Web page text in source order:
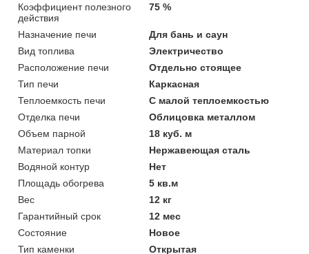
Коэффициент полезного
действия
75 %
Назначение печи
Для бань и саун
Вид топлива
Электричество
Расположение печи
Отдельно стоящее
Тип печи
Каркасная
Теплоемкость печи
С малой теплоемкостью
Отделка печи
Облицовка металлом
Объем парной
18 куб. м
Материал топки
Нержавеющая сталь
Водяной контур
Нет
Площадь обогрева
5 кв.м
Вес
12 кг
Гарантийный срок
12 мес
Состояние
Новое
Тип каменки
Открытая